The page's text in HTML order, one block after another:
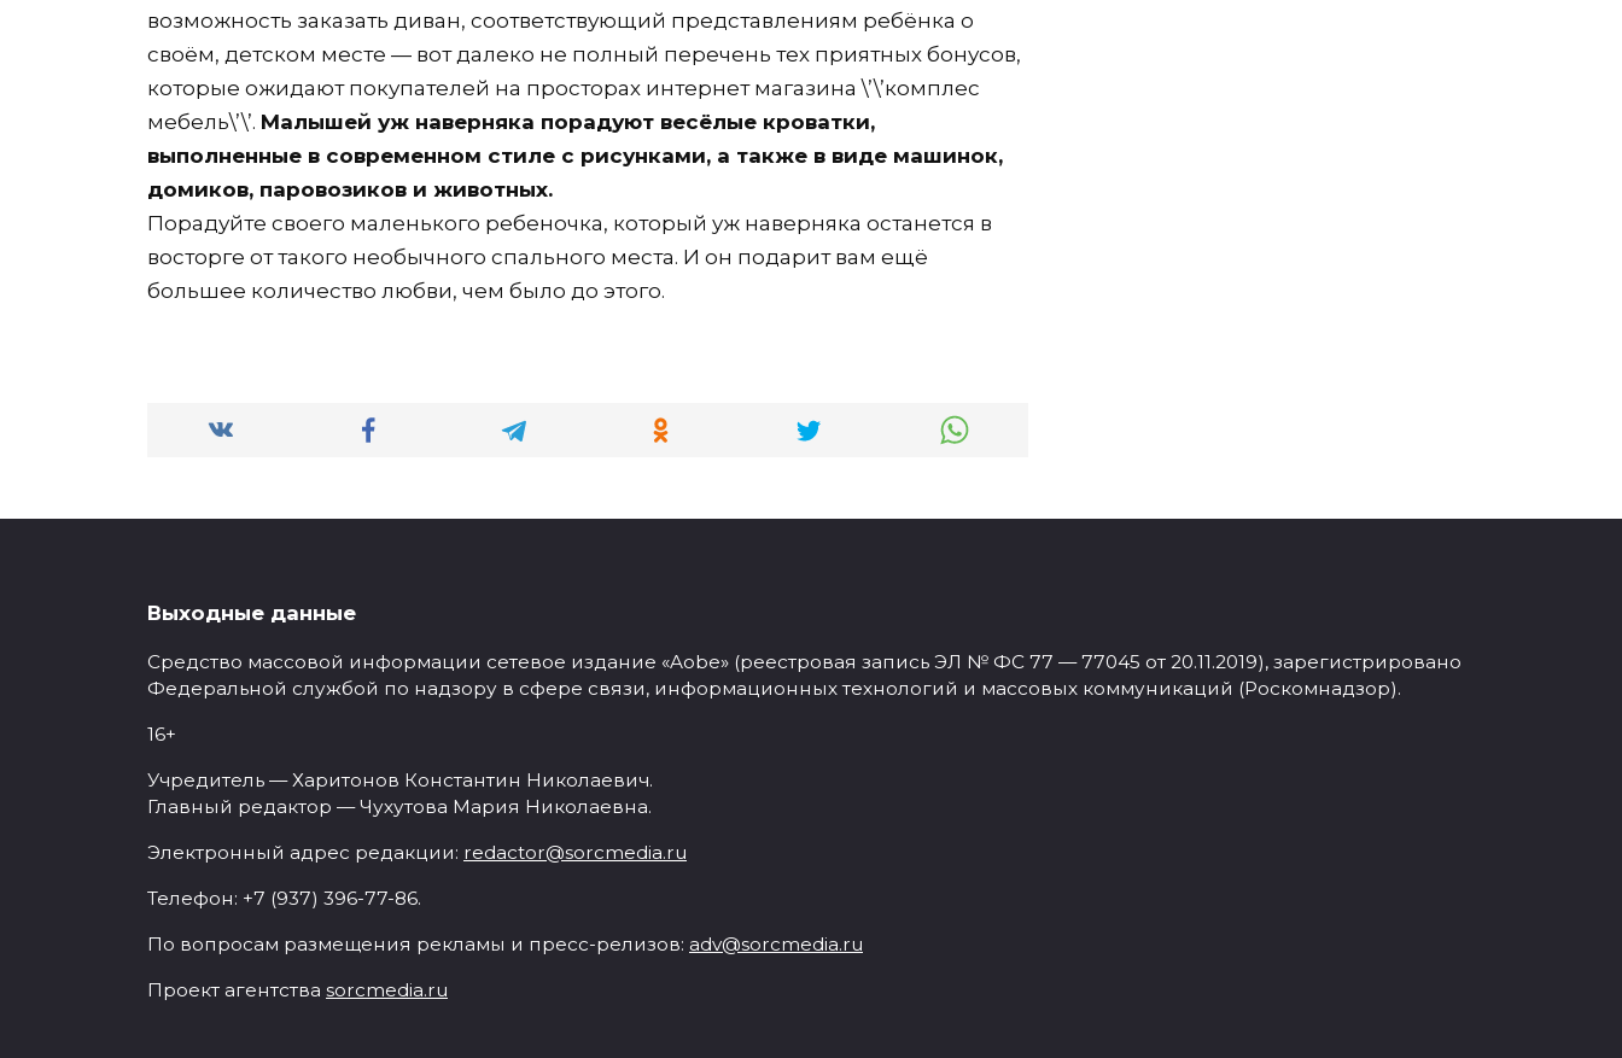
возможность заказать диван, соответствующий представлениям ребёнка о
своём, детском месте — вот далеко не полный перечень тех приятных бонусов,
которые ожидают покупателей на просторах интернет магазина \’\’комплес
мебель\’\’. Малышей уж наверняка порадуют весёлые кроватки,
выполненные в современном стиле с рисунками, а также в виде машинок,
домиков, паровозиков и животных.
Порадуйте своего маленького ребеночка, который уж наверняка останется в
восторге от такого необычного спального места. И он подарит вам ещё
большее количество любви, чем было до этого.
Выходные данные
Средство массовой информации сетевое издание «Aobe» (реестровая запись ЭЛ № ФС 77 — 77045 от 20.11.2019), зарегистрировано
Федеральной службой по надзору в сфере связи, информационных технологий и массовых коммуникаций (Роскомнадзор).
16+
Учредитель — Харитонов Константин Николаевич.
Главный редактор — Чухутова Мария Николаевна.
Электронный адрес редакции: redactor@sorcmedia.ru
Телефон: +7 (937) 396-77-86.
По вопросам размещения рекламы и пресс-релизов: adv@sorcmedia.ru
Проект агентства sorcmedia.ru